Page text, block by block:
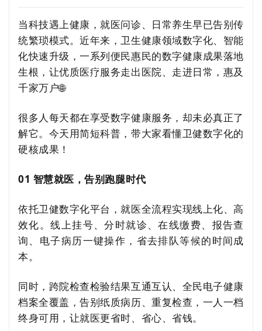
当科技遇上健康，就医问诊、日常养生早已告别传
统繁琐模式。近年来，卫生健康领域数字化、智能
化快速升级，一系列便民惠民的数字健康成果落地
生根，让优质医疗服务走出医院、走进日常，惠及
千家万户🌐
很多人每天都在享受数字健康服务，却未必真正了
解它。今天用简短科普，带大家看懂卫健数字化的
硬核成果！
01 智慧就医，告别跑腿时代
依托卫健数字化平台，就医全流程实现线上化、高
效化。线上挂号、分时就诊、在线缴费、报告查
询、电子病历一键操作，省去排队等候的时间成
本。
同时，跨院检查检验结果互通互认、全民电子健康
档案全覆盖，告别纸质病历、重复检查，一人一档
终身可用，让就医更省时、省心、省钱。